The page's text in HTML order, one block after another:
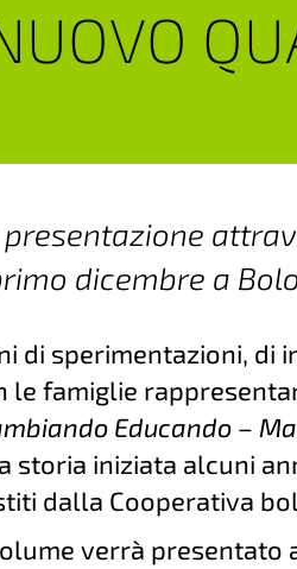
presentazione
dicembre a
di sperimentazioni, di
le famiglie
Educando –
storia iniziata alcuni
dalla Cooperativa
verrà presentato